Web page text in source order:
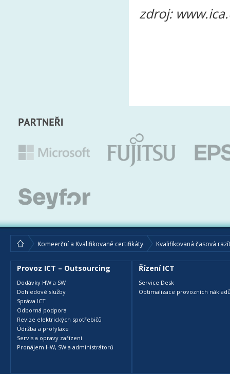
zdroj:
Komeerční a Kvalifikované certifikáty Kvalifikovaná časová
Provoz ICT – Outsourcing
Dodávky HW a SW
Dohledové služby
Správa ICT
Odborná podpora
Revize elektrických spotřebičů
Údržba a profylaxe
Servis a opravy zařízení
Pronájem HW, SW a administrátorů
Řízení ICT
Service Desk
Optimalizace provozních